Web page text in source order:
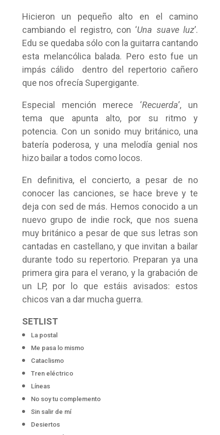
Hicieron un pequeño alto en el camino
cambiando el registro, con ‘Una suave luz’.
Edu se quedaba sólo con la guitarra cantando
esta melancólica balada. Pero esto fue un
impás cálido dentro del repertorio cañero
que nos ofrecía Supergigante.
Especial mención merece ‘Recuerda’, un
tema que apunta alto, por su ritmo y
potencia. Con un sonido muy británico, una
batería poderosa, y una melodía genial nos
hizo bailar a todos como locos.
En definitiva, el concierto, a pesar de no
conocer las canciones, se hace breve y te
deja con sed de más. Hemos conocido a un
nuevo grupo de indie rock, que nos suena
muy británico a pesar de que sus letras son
cantadas en castellano, y que invitan a bailar
durante todo su repertorio. Preparan ya una
primera gira para el verano, y la grabación de
un LP, por lo que estáis avisados: estos
chicos van a dar mucha guerra.
SETLIST
La postal
Me pasa lo mismo
Cataclismo
Tren eléctrico
Líneas
No soy tu complemento
Sin salir de mí
Desiertos